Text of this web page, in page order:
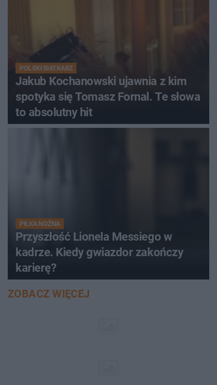
POLSKI SIATKARZ
Jakub Kochanowski ujawnia z kim
spotyka się Tomasz Fornal. Te słowa
to absolutny hit
PIŁKA NOŻNA
Przyszłość Lionela Messiego w
kadrze. Kiedy gwiazdor zakończy
karierę?
ZOBACZ WIĘCEJ